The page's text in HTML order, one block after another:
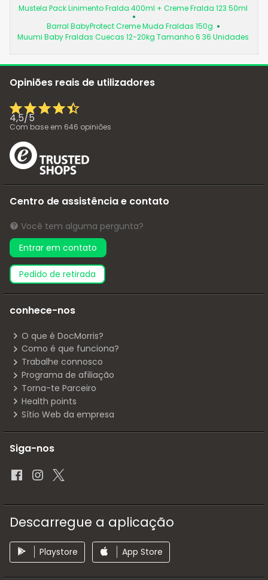
Mustela Pack Linimento Fralda 400ml + Creme Fralda 123 50ml
Barral BabyProtect Creme Muda Fraldas 150g
Muumi Baby Fraldas Cuecas 12-20kg Tamanho 6 36 Unidades
Opiniões reais de utilizadores
4,5/5
Com base em 646 opiniões
Centro de assistência e contato
Você tem alguma pergunta?
Entrar em contato
pedido de retirada
conhece-nos
O que é DocMorris?
Como é que funciona?
Trabalhe connosco
Programa de afiliação
Torna-te Parceiro
Health points
Sítio Web da empresa
Siga-nos
Descarregue a aplicação
Playstore App Store